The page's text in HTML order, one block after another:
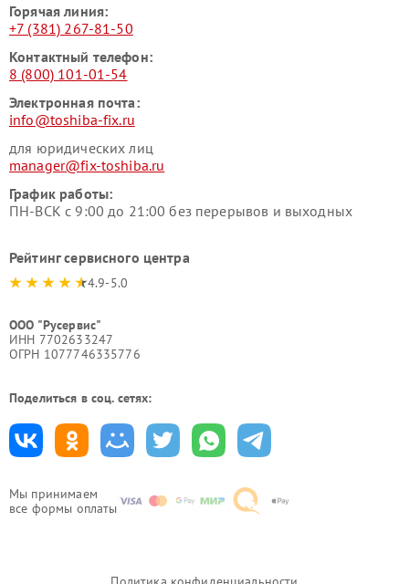
Мы принимаем
все формы оплаты
Горячая линия:
+7 (381) 267-81-50
Контактный телефон:
8 (800) 101-01-54
Электронная почта:
info@toshiba-fix.ru
для юридических лиц
manager@fix-toshiba.ru
График работы:
ПН-ВСК с 9:00 до 21:00 без перерывов и выходных
Рейтинг сервисного центра
4.9-5.0
ООО "Русервис"
ИНН 7702633247
ОГРН 1077746335776
Поделиться в соц. сетях: